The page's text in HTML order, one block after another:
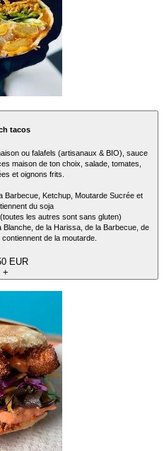
tacos
ou falafels (artisanaux & BIO), sauce
maison de ton choix, salade, tomates,
et oignons frits.
Barbecue, Ketchup, Moutarde Sucrée et
du soja
les autres sont sans gluten)
de la Harissa, de la Barbecue, de
de la moutarde.
EUR
+